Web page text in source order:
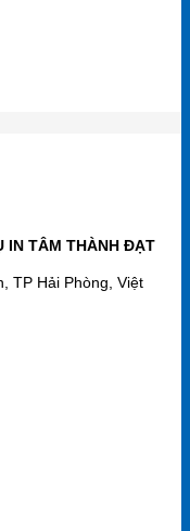
IN TÂM THÀNH ĐẠT
TP Hải Phòng, Việt